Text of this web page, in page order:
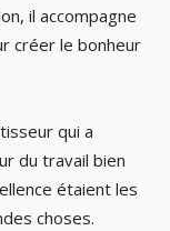
il accompagne
créer le bonheur
qui a
du travail bien
étaient les
choses.